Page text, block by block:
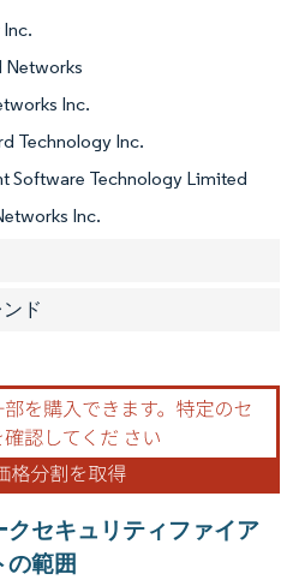
Networks
Inc.
Technology Inc.
Software Technology Limited
Inc.
ド
セキュリティファイア
の範囲